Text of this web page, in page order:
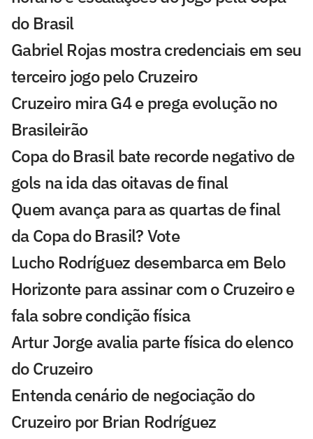
do Brasil
Gabriel Rojas mostra credenciais em seu
terceiro jogo pelo Cruzeiro
Cruzeiro mira G4 e prega evolução no
Brasileirão
Copa do Brasil bate recorde negativo de
gols na ida das oitavas de final
Quem avança para as quartas de final
da Copa do Brasil? Vote
Lucho Rodríguez desembarca em Belo
Horizonte para assinar com o Cruzeiro e
fala sobre condição física
Artur Jorge avalia parte física do elenco
do Cruzeiro
Entenda cenário de negociação do
Cruzeiro por Brian Rodríguez